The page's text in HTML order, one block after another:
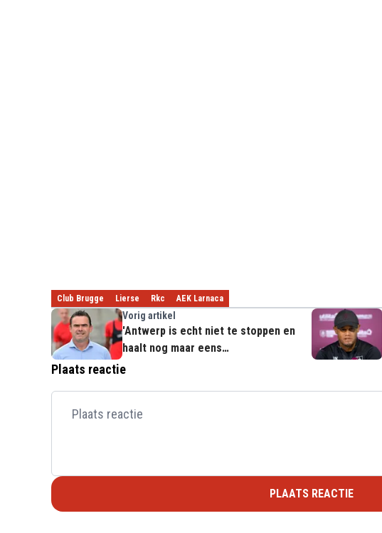
Club Brugge Lierse Rkc AEK Larnaca
Vorig artikel
'Antwerp is echt niet te stoppen en
haalt nog maar eens
miljoenentransfer binnen'
Plaats reactie
PLAATS REACTIE